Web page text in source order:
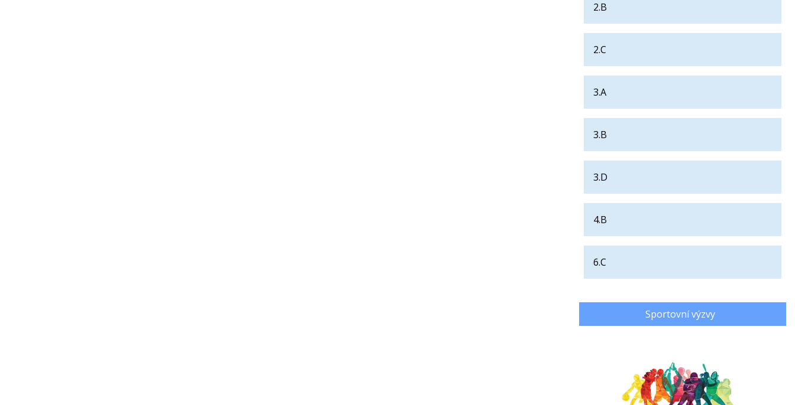
2.B
2.C
3.A
3.B
3.D
4.B
6.C
Sportovní výzvy